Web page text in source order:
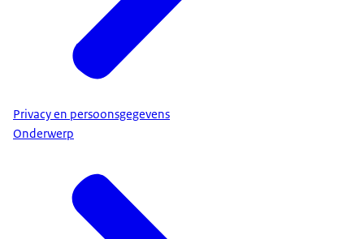
Privacy en persoonsgegevens
Onderwerp